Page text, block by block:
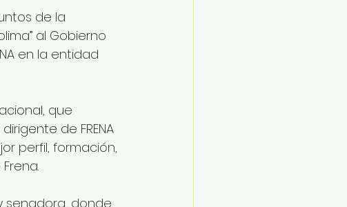
de la
al Gobierno
en la entidad
que
de FRENA
perfil, formación,
senadora, donde